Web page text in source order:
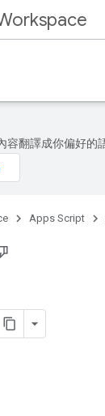
容翻譯成你偏好的
Apps Script